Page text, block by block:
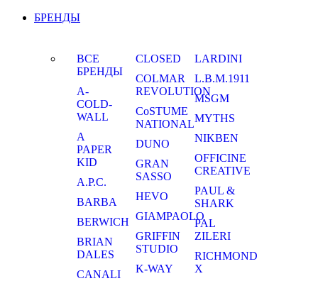
БРЕНДЫ
ВСЕ
БРЕНДЫ
A-
COLD-
WALL
A
PAPER
KID
A.P.C.
BARBA
BERWICH
BRIAN
DALES
CANALI
CLOSED
COLMAR
REVOLUTION
CoSTUME
NATIONAL
DUNO
GRAN
SASSO
HEVO
GIAMPAOLO
GRIFFIN
STUDIO
K-WAY
LARDINI
L.B.M.1911
MSGM
MYTHS
NIKBEN
OFFICINE
CREATIVE
PAUL &
SHARK
PAL
ZILERI
RICHMOND
X